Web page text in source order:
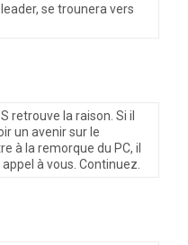
se trounera vers
retrouve la raison. Si il
un avenir sur le
à la remorque du PC, il
à vous. Continuez.